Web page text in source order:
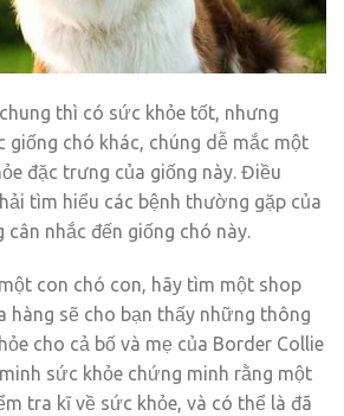
thì có sức khỏe tốt, nhưng
giống chó khác, chúng dễ mắc một
đặc trưng của giống này. Điều
tìm hiểu các bệnh thường gặp của
cân nhắc đến giống chó này.
con chó con, hãy tìm một shop
hàng sẽ cho bạn thấy những thông
cho cả bố và mẹ của Border Collie
sức khỏe chứng minh rằng một
tra kĩ về sức khỏe, và có thể là đã